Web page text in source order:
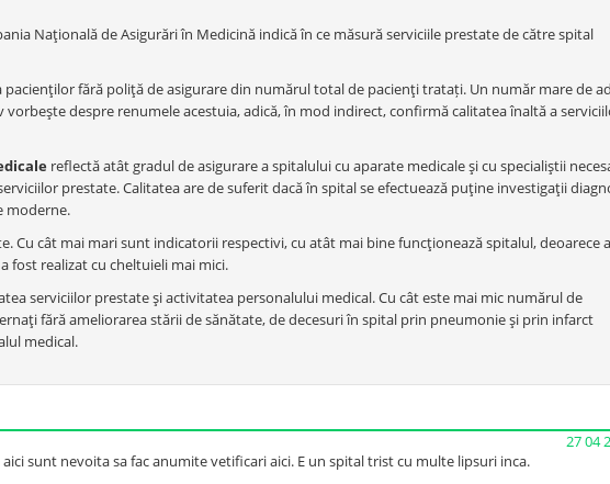
Naţională de Asigurări în Medicină indică în ce măsură serviciile prestate de către spital
pacienţilor fără poliţă de asigurare din numărul total de pacienţi tratați. Un număr mare de
despre renumele acestuia, adică, în mod indirect, confirmă calitatea înaltă a
reflectă atât gradul de asigurare a spitalului cu aparate medicale şi cu specialiştii
prestate. Calitatea are de suferit dacă în spital se efectuează puţine investigaţii
moderne.
Cu cât mai mari sunt indicatorii respectivi, cu atât mai bine funcţionează spitalul, deoarece
fost realizat cu cheltuieli mai mici.
serviciilor prestate şi activitatea personalului medical. Cu cât este mai mic numărul de
fără ameliorarea stării de sănătate, de decesuri în spital prin pneumonie şi prin infarct
medical.
27 04
sunt nevoita sa fac anumite vetificari aici. E un spital trist cu multe lipsuri inca.